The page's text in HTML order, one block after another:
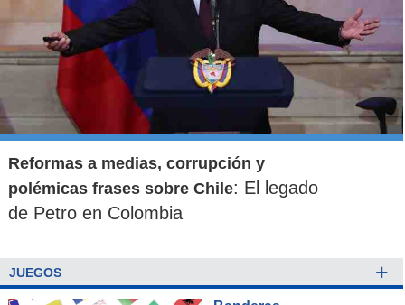
Reformas a medias, corrupción y
polémicas frases sobre Chile: El legado
de Petro en Colombia
JUEGOS +